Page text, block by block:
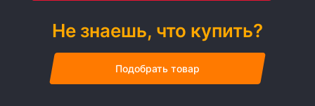
Не знаешь, что купить?
Подобрать товар